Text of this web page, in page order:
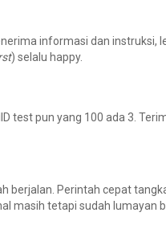
informasi dan instruksi,
) selalu happy.
test pun yang 100 ada 3.
berjalan. Perintah cepat
masih tetapi sudah lumayan